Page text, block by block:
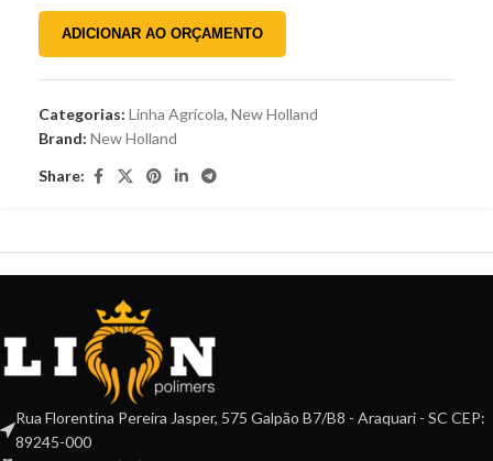
ADICIONAR AO ORÇAMENTO
Categorias: Linha Agrícola, New Holland
Brand: New Holland
Share:
Rua Florentina Pereira Jasper, 575 Galpão B7/B8 - Araquari - SC CEP:
89245-000